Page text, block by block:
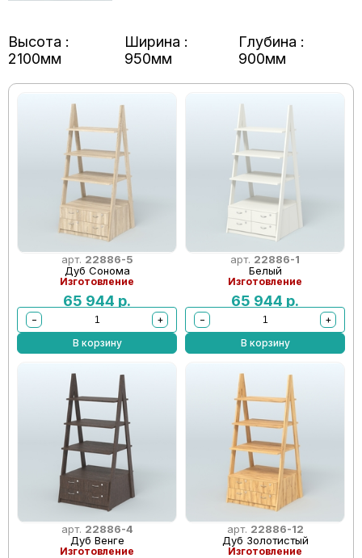
Высота :
2100мм
Ширина :
950мм
Глубина :
900мм
арт. 22886-5
Дуб Сонома
Изготовление
65 944 р.
−
+
В корзину
арт. 22886-1
Белый
Изготовление
65 944 р.
−
+
В корзину
арт. 22886-4
Дуб Венге
Изготовление
арт. 22886-12
Дуб Золотистый
Изготовление